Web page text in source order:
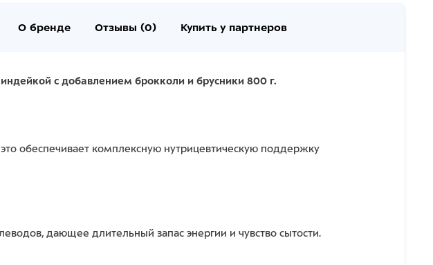
О бренде Отзывы (0) Купить у партнеров
с добавлением брокколи и брусники 800 г.
обеспечивает комплексную нутрицевтическую поддержку
дающее длительный запас энергии и чувство сытости.